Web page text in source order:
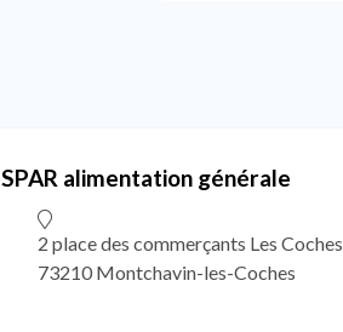
SPAR alimentation générale
2 place des commerçants Les Coches
73210 Montchavin-les-Coches